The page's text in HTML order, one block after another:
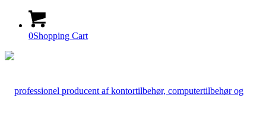
0Shopping Cart